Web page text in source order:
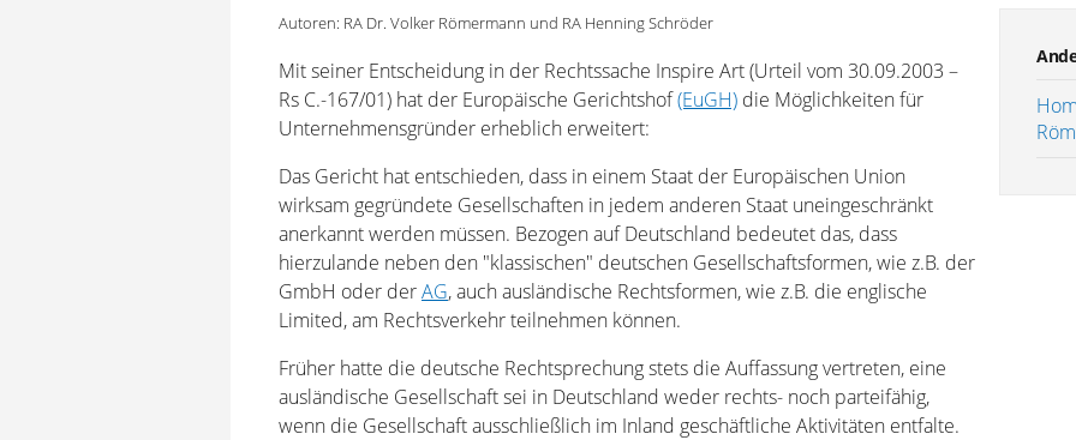
Autoren: RA Dr. Volker Römermann und RA Henning Schröder
Mit seiner Entscheidung in der Rechtssache Inspire Art (Urteil vom 30.09.2003 –
Rs C.-167/01) hat der Europäische Gerichtshof(EuGH) die Möglichkeiten für
Unternehmensgründer erheblich erweitert:
Das Gericht hat entschieden, dass in einem Staat der Europäischen Union
wirksam gegründete Gesellschaften in jedem anderen Staat uneingeschränkt
anerkannt werden müssen. Bezogen auf Deutschland bedeutet das, dass
hierzulande neben den "klassischen" deutschen Gesellschaftsformen, wie z.B. der
GmbH oder derAG, auch ausländische Rechtsformen, wie z.B. die englische
Limited, am Rechtsverkehr teilnehmen können.
Früher hatte die deutsche Rechtsprechung stets die Auffassung vertreten, eine
ausländische Gesellschaft sei in Deutschland weder rechts- noch parteifähig,
wenn die Gesellschaft ausschließlich im Inland geschäftliche Aktivitäten entfalte.